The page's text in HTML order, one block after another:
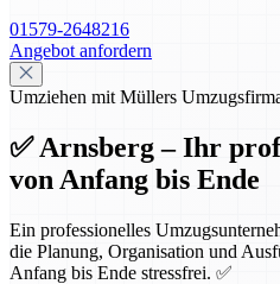
01579-2648216
Angebot anfordern
Umziehen mit Müllers
✅ Arnsberg – Ihr
von Anfang bis Ende
Ein professionelles
die Planung, Organisation und
Anfang bis Ende stressfrei. ✅